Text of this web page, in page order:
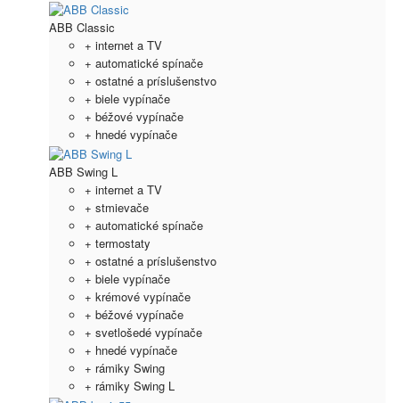
ABB Classic
+ internet a TV
+ automatické spínače
+ ostatné a príslušenstvo
+ biele vypínače
+ béžové vypínače
+ hnedé vypínače
ABB Swing L
+ internet a TV
+ stmievače
+ automatické spínače
+ termostaty
+ ostatné a príslušenstvo
+ biele vypínače
+ krémové vypínače
+ béžové vypínače
+ svetlošedé vypínače
+ hnedé vypínače
+ rámiky Swing
+ rámiky Swing L